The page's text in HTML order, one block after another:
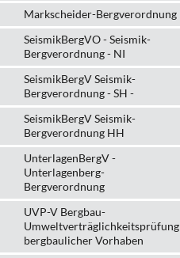
Markscheider-Bergverordnung
SeismikBergVO - Seismik-
Bergverordnung - NI
SeismikBergV Seismik-
Bergverordnung - SH -
SeismikBergV Seismik-
Bergverordnung HH
UnterlagenBergV -
Unterlagenberg-
Bergverordnung
UVP-V Bergbau-
Umweltverträglichkeits­prüfung
bergbau­licher Vorhaben